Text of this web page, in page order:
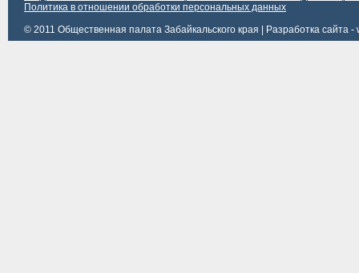
Политика в отношении обработки персональных данных
© 2011 Общественная палата Забайкальского края |
Разработка сайта -